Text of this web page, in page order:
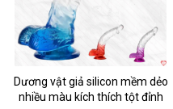
Dương vật giả silicon mềm dẻo
nhiều màu kích thích tột đỉnh